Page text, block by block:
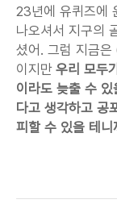
23년에 유퀴즈에
나오셔서 지구의
셨어. 그럼 지금
이지만 우리 모두
이라도 늦출 수
다고 생각하고 공
피할 수 있을 테니